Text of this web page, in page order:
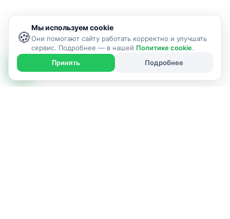
🍪
Мы используем cookie
Они помогают сайту работать корректно и улучшать
сервис. Подробнее — в нашей Политике cookie.
Принять Подробнее